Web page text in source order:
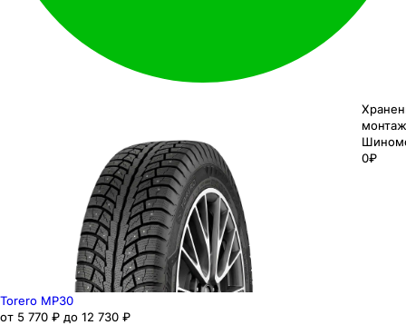
0₽
Torero MP30
от 5 770 ₽ до 12 730 ₽